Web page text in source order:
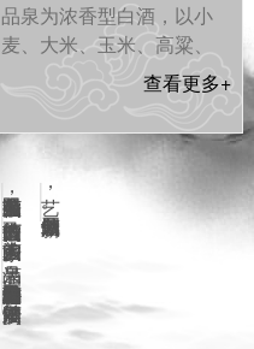
品泉为浓香型白酒，以小
麦、大米、玉米、高粱、
糯米5种粮食发酵酿制而
成， 承袭百年纯熟酿酒工
艺，原始洞藏，香气浓
郁，滋味醇厚，入口甜、
落口绵、尾净余长恰到好
处。
查看更多+
鞍山品泉酒业有限公司
，
打造鞍山人自己的酒，
鞍山人的家乡酒。
品泉酒，
秉承钢城人民质朴醇厚勤奋进取的人文精神，
踏实做好每一滴酒。
品泉酒传承百年酿酒工
艺，
开创钢城白酒新风。